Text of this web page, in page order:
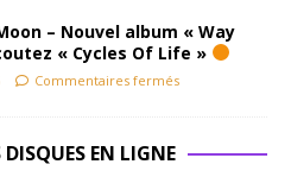
– Nouvel album « Way
« Cycles Of Life »
Commentaires fermés
EN LIGNE